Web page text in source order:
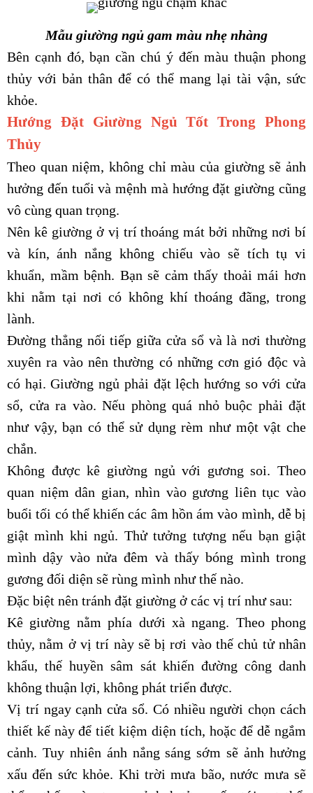
Mẫu giường ngủ gam màu nhẹ nhàng
Bên cạnh đó, bạn cần chú ý đến màu thuận phong
thủy với bản thân để có thể mang lại tài vận, sức
khỏe.
Hướng Đặt Giường Ngủ Tốt Trong Phong
Thủy
Theo quan niệm, không chỉ màu của giường sẽ ảnh
hưởng đến tuổi và mệnh mà hướng đặt giường cũng
vô cùng quan trọng.
Nên kê giường ở vị trí thoáng mát bởi những nơi bí
và kín, ánh nắng không chiếu vào sẽ tích tụ vi
khuẩn, mầm bệnh. Bạn sẽ cảm thấy thoải mái hơn
khi nằm tại nơi có không khí thoáng đãng, trong
lành.
Đường thẳng nối tiếp giữa cửa sổ và là nơi thường
xuyên ra vào nên thường có những cơn gió độc và
có hại. Giường ngủ phải đặt lệch hướng so với cửa
sổ, cửa ra vào. Nếu phòng quá nhỏ buộc phải đặt
như vậy, bạn có thể sử dụng rèm như một vật che
chắn.
Không được kê giường ngủ với gương soi. Theo
quan niệm dân gian, nhìn vào gương liên tục vào
buổi tối có thể khiến các âm hồn ám vào mình, dễ bị
giật mình khi ngủ. Thử tưởng tượng nếu bạn giật
mình dậy vào nửa đêm và thấy bóng mình trong
gương đối diện sẽ rùng mình như thế nào.
Đặc biệt nên tránh đặt giường ở các vị trí như sau:
Kê giường nằm phía dưới xà ngang. Theo phong
thủy, nằm ở vị trí này sẽ bị rơi vào thế chủ tử nhân
khẩu, thế huyền sâm sát khiến đường công danh
không thuận lợi, không phát triển được.
Vị trí ngay cạnh cửa sổ. Có nhiều người chọn cách
thiết kế này để tiết kiệm diện tích, hoặc để dễ ngắm
cảnh. Tuy nhiên ánh nắng sáng sớm sẽ ảnh hưởng
xấu đến sức khỏe. Khi trời mưa bão, nước mưa sẽ